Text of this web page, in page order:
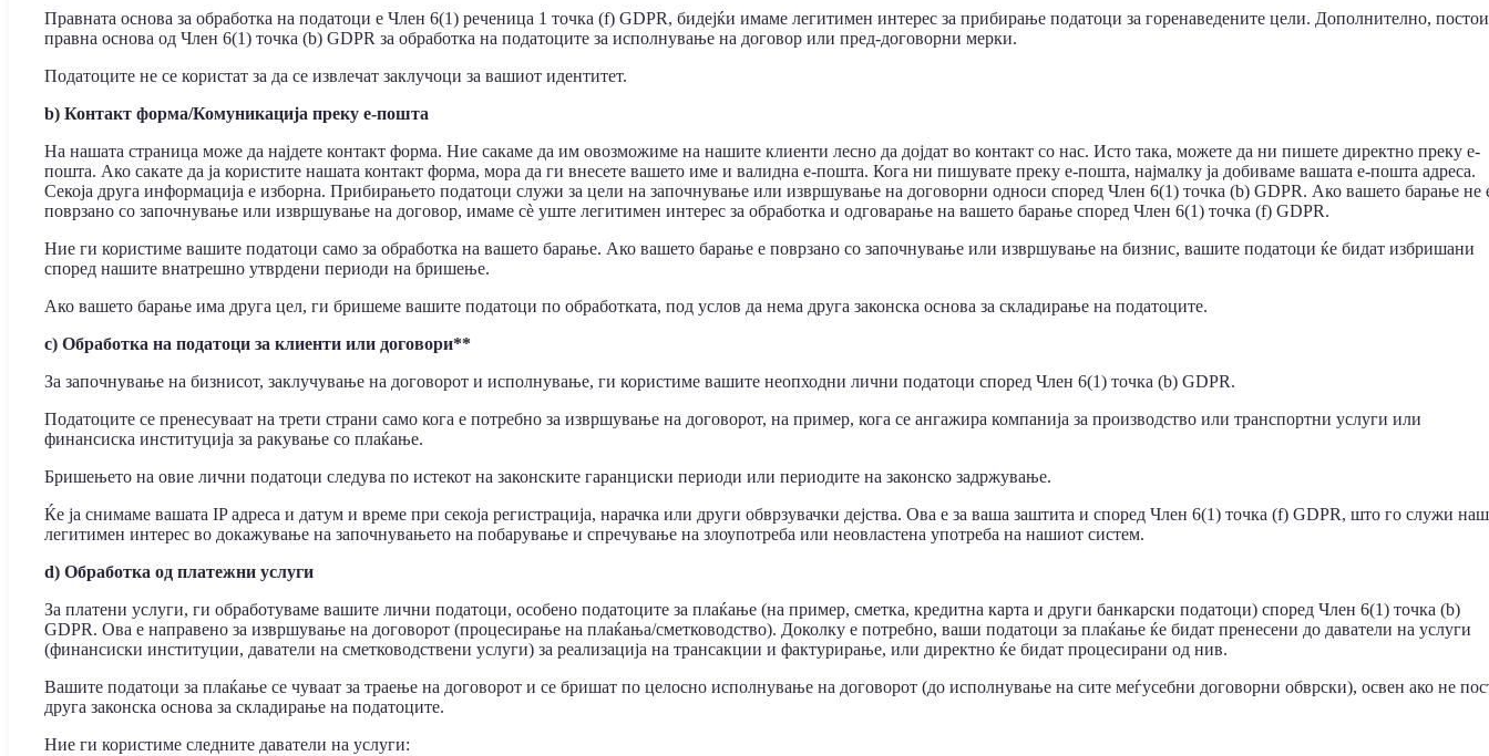
Правната основа за обработка на податоци е Член 6(1) реченица 1 точка (f) GDPR, бидејќи имаме легитимен интерес за прибирање податоци за горенаведените цели. Дополнително, постои
правна основа од Член 6(1) точка (b) GDPR за обработка на податоците за исполнување на договор или пред-договорни мерки.
Податоците не се користат за да се извлечат заклучоци за вашиот идентитет.
b) Контакт форма/Комуникација преку е-пошта
На нашата страница може да најдете контакт форма. Ние сакаме да им овозможиме на нашите клиенти лесно да дојдат во контакт со нас. Исто така, можете да ни пишете директно преку е-
пошта. Ако сакате да ја користите нашата контакт форма, мора да ги внесете вашето име и валидна е-пошта. Кога ни пишувате преку е-пошта, најмалку ја добиваме вашата е-пошта адреса.
Секоја друга информација е изборна. Прибирањето податоци служи за цели на започнување или извршување на договорни односи според Член 6(1) точка (b) GDPR. Ако вашето барање не
поврзано со започнување или извршување на договор, имаме сè уште легитимен интерес за обработка и одговарање на вашето барање според Член 6(1) точка (f) GDPR.
Ние ги користиме вашите податоци само за обработка на вашето барање. Ако вашето барање е поврзано со започнување или извршување на бизнис, вашите податоци ќе бидат избришани
според нашите внатрешно утврдени периоди на бришење.
Ако вашето барање има друга цел, ги бришеме вашите податоци по обработката, под услов да нема друга законска основа за складирање на податоците.
c) Обработка на податоци за клиенти или договори**
За започнување на бизнисот, заклучување на договорот и исполнување, ги користиме вашите неопходни лични податоци според Член 6(1) точка (b) GDPR.
Податоците се пренесуваат на трети страни само кога е потребно за извршување на договорот, на пример, кога се ангажира компанија за производство или транспортни услуги или
финансиска институција за ракување со плаќање.
Бришењето на овие лични податоци следува по истекот на законските гаранциски периоди или периодите на законско задржување.
Ќе ја снимаме вашата IP адреса и датум и време при секоја регистрација, нарачка или други обврзувачки дејства. Ова е за ваша заштита и според Член 6(1) точка (f) GDPR, што го служи
легитимен интерес во докажување на започнувањето на побарување и спречување на злоупотреба или неовластена употреба на нашиот систем.
d) Обработка од платежни услуги
За платени услуги, ги обработуваме вашите лични податоци, особено податоците за плаќање (на пример, сметка, кредитна карта и други банкарски податоци) според Член 6(1) точка (b)
GDPR. Ова е направено за извршување на договорот (процесирање на плаќања/сметководство). Доколку е потребно, ваши податоци за плаќање ќе бидат пренесени до даватели на услуги
(финансиски институции, даватели на сметководствени услуги) за реализација на трансакции и фактурирање, или директно ќе бидат процесирани од нив.
Вашите податоци за плаќање се чуваат за траење на договорот и се бришат по целосно исполнување на договорот (до исполнување на сите меѓусебни договорни обврски), освен ако не
друга законска основа за складирање на податоците.
Ние ги користиме следните даватели на услуги: